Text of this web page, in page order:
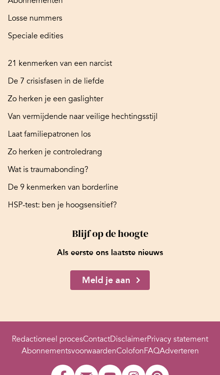
Losse nummers
Speciale edities
21 kenmerken van een narcist
De 7 crisisfasen in de liefde
Zo herken je een gaslighter
Van vermijdende naar veilige hechtingsstijl
Laat familiepatronen los
Zo herken je controledrang
Wat is traumabonding?
De 9 kenmerken van borderline
HSP-test: ben je hoogsensitief?
Blijf op de hoogte
Als eerste ons laatste nieuws
Meld je aan
Redactioneel procesContactDisclaimerPrivacy statement
AbonnementsvoorwaardenColofonFAQAdverteren